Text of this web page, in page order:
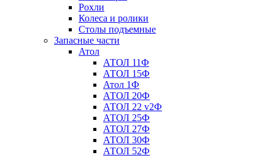
Рохли
Колеса и ролики
Столы подъемные
Запасные части
Атол
АТОЛ 11Ф
АТОЛ 15Ф
Атол 1Ф
АТОЛ 20Ф
АТОЛ 22 v2Ф
АТОЛ 25Ф
АТОЛ 27Ф
АТОЛ 30Ф
АТОЛ 52Ф